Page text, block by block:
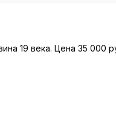
19 века. Цена 35 000